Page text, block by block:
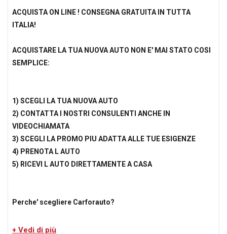
ACQUISTA ON LINE ! CONSEGNA GRATUITA IN TUTTA
ITALIA!
ACQUISTARE LA TUA NUOVA AUTO NON E' MAI STATO COSI
SEMPLICE:
1) SCEGLI LA TUA NUOVA AUTO
2) CONTATTA I NOSTRI CONSULENTI ANCHE IN
VIDEOCHIAMATA
3) SCEGLI LA PROMO PIU ADATTA ALLE TUE ESIGENZE
4) PRENOTA L AUTO
5) RICEVI L AUTO DIRETTAMENTE A CASA
Perche' scegliere Carforauto?
Ecco i 6 motivi principali :